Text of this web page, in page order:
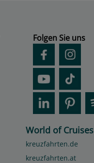
Folgen Sie uns
World of Cruises
kreuzfahrten.de
kreuzfahrten.at